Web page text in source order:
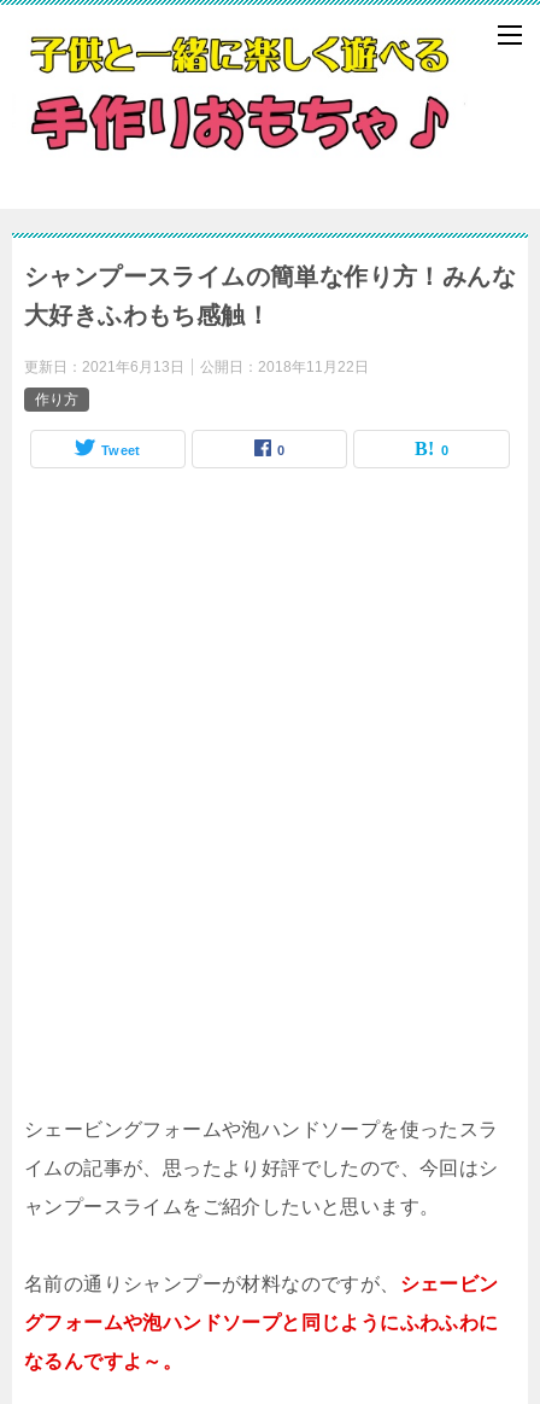
シャンプースライムの簡単な作り方！みんな
大好きふわもち感触！
更新日： 2021年6月13日 公開日： 2018年11月22日
作り方
Tweet 0 0
シェービングフォームや泡ハンドソープを使ったスラ
イムの記事が、思ったより好評でしたので、今回はシ
ャンプースライムをご紹介したいと思います。
名前の通りシャンプーが材料なのですが、 シェービン
グフォームや泡ハンドソープと同じようにふわふわに
なるんですよ～。